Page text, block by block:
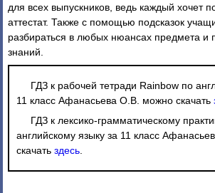
для всех выпускников, ведь каждый хочет
аттестат. Также с помощью подсказок
разбираться в любых нюансах предмета и
знаний.
ГДЗ к рабочей тетради Rainbow по
11 класс Афанасьева О.В. можно скачать
ГДЗ к лексико-грамматическому
английскому языку за 11 класс
скачать здесь